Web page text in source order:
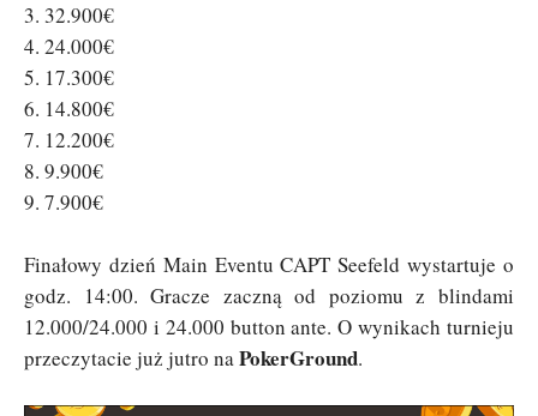
3. 32.900€
4. 24.000€
5. 17.300€
6. 14.800€
7. 12.200€
8. 9.900€
9. 7.900€
Finałowy dzień Main Eventu CAPT Seefeld wystartuje o
godz. 14:00. Gracze zaczną od poziomu z blindami
12.000/24.000 i 24.000 button ante. O wynikach turnieju
przeczytacie już jutro naPokerGround.